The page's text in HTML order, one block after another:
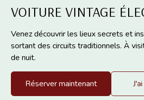
VOITURE VINTAGE
Venez découvrir les lieux secrets et
sortant des circuits traditionnels. À
de nuit.
Réserver maintenant